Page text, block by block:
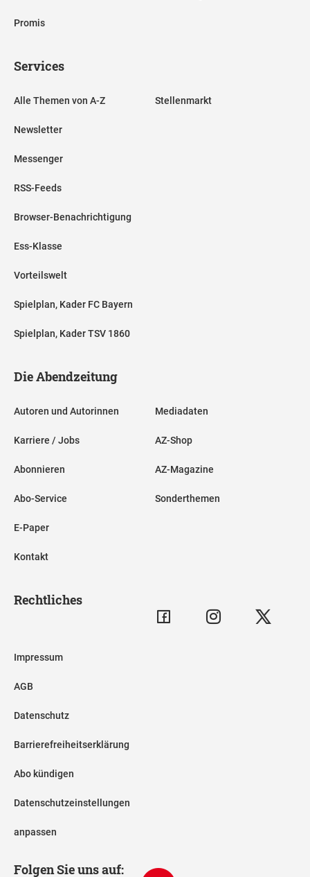
Promis
Services
Alle Themen von A-Z
Newsletter
Messenger
RSS-Feeds
Browser-Benachrichtigung
Ess-Klasse
Vorteilswelt
Spielplan, Kader FC Bayern
Spielplan, Kader TSV 1860
Stellenmarkt
Die Abendzeitung
Autoren und Autorinnen
Karriere / Jobs
Abonnieren
Abo-Service
E-Paper
Kontakt
Mediadaten
AZ-Shop
AZ-Magazine
Sonderthemen
Rechtliches
Impressum
AGB
Datenschutz
Barrierefreiheitserklärung
Abo kündigen
Datenschutzeinstellungen
anpassen
Folgen Sie uns auf: